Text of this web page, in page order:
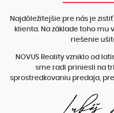
Najdôležitejšie pre nás je
klienta. Na základe toho
riešenie
NOVUS Reality vzniklo od
sme radi priniesli na
sprostredkovaniu predaja,